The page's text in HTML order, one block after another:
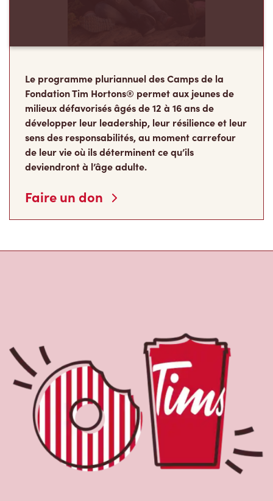
Le programme pluriannuel des Camps de la
milieux défavorisés âgés de 12 à 16 ans de
développer leur leadership, leur résilience et leur
sens des responsabilités, au moment carrefour
de leur vie où ils déterminent ce qu’ils
deviendront à l’âge adulte.
Faire un don